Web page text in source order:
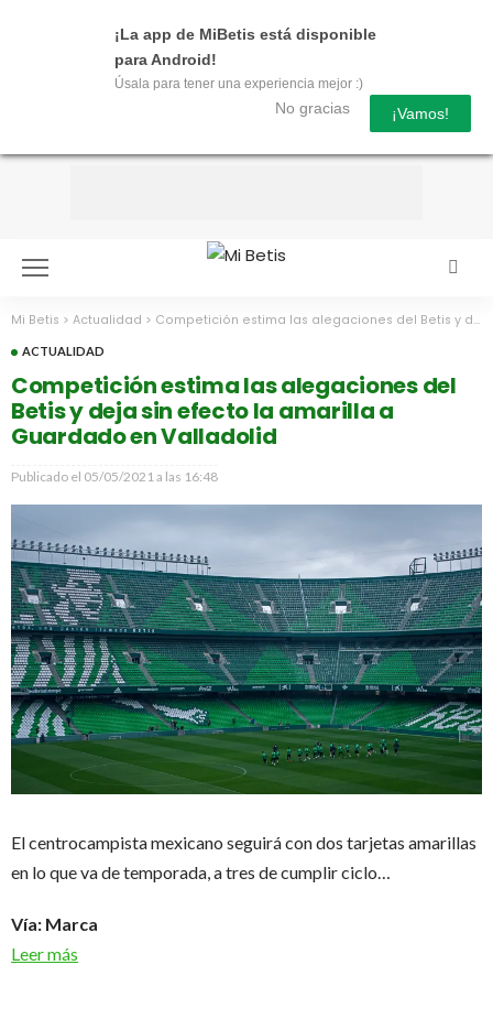
¡La app de MiBetis está disponible
para Android!
Úsala para tener una experiencia mejor :)
No gracias ¡Vamos!
Mi Betis > Actualidad > Competición estima las alegaciones del Betis y deja sin efecto la amarilla a Guardado en Valladolid
ACTUALIDAD
Competición estima las alegaciones del
Betis y deja sin efecto la amarilla a
Guardado en Valladolid
Publicado el 05/05/2021 a las 16:48
El centrocampista mexicano seguirá con dos tarjetas amarillas
en lo que va de temporada, a tres de cumplir ciclo…
Vía: Marca
Leer más